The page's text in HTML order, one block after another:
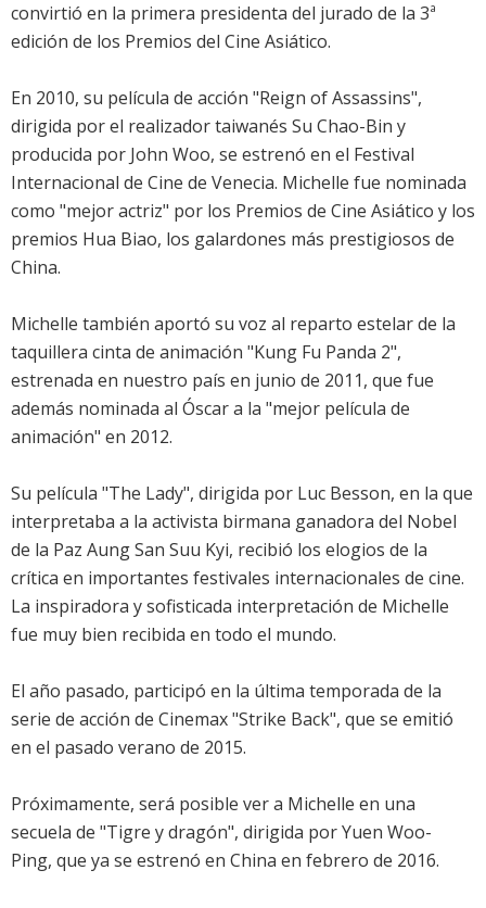
convirtió en la primera presidenta del jurado de la 3ª
edición de los Premios del Cine Asiático.
En 2010, su película de acción "Reign of Assassins",
dirigida por el realizador taiwanés Su Chao-Bin y
producida por John Woo, se estrenó en el Festival
Internacional de Cine de Venecia. Michelle fue nominada
como "mejor actriz" por los Premios de Cine Asiático y los
premios Hua Biao, los galardones más prestigiosos de
China.
Michelle también aportó su voz al reparto estelar de la
taquillera cinta de animación "Kung Fu Panda 2",
estrenada en nuestro país en junio de 2011, que fue
además nominada al Óscar a la "mejor película de
animación" en 2012.
Su película "The Lady", dirigida por Luc Besson, en la que
interpretaba a la activista birmana ganadora del Nobel
de la Paz Aung San Suu Kyi, recibió los elogios de la
crítica en importantes festivales internacionales de cine.
La inspiradora y sofisticada interpretación de Michelle
fue muy bien recibida en todo el mundo.
El año pasado, participó en la última temporada de la
serie de acción de Cinemax "Strike Back", que se emitió
en el pasado verano de 2015.
Próximamente, será posible ver a Michelle en una
secuela de "Tigre y dragón", dirigida por Yuen Woo-
Ping, que ya se estrenó en China en febrero de 2016.